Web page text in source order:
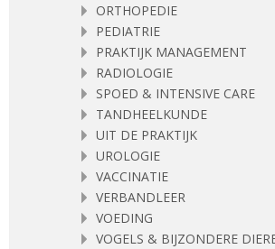
ORTHOPEDIE
PEDIATRIE
PRAKTIJK MANAGEMENT
RADIOLOGIE
SPOED & INTENSIVE CARE
TANDHEELKUNDE
UIT DE PRAKTIJK
UROLOGIE
VACCINATIE
VERBANDLEER
VOEDING
VOGELS & BIJZONDERE